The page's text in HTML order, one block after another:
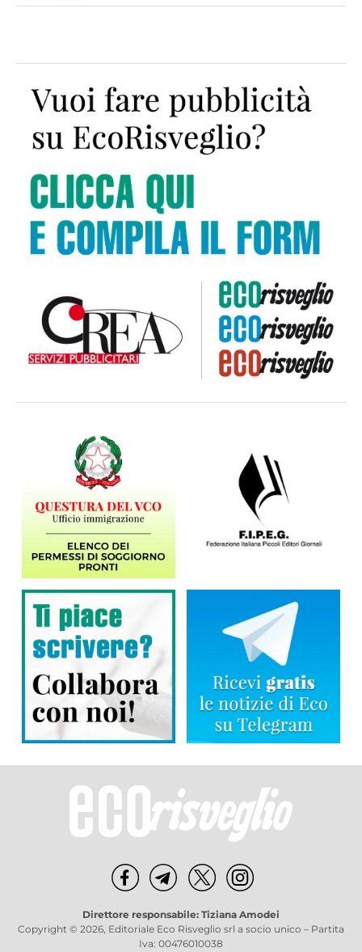
Direttore responsabile: Tiziana Amodei
Copyright © 2026, Editoriale Eco Risveglio srl a socio unico – Partita
Iva: 00476010038